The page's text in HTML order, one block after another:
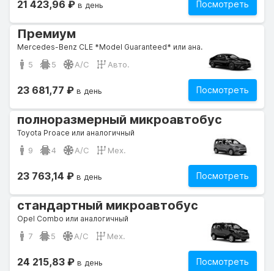
Посмотреть
21 423,96 ₽ в день
Премиум
Mercedes-Benz CLE *Model Guaranteed* или аналогичный
5 5 A/C Авто.
Посмотреть
23 681,77 ₽ в день
полноразмерный микроавтобус
Toyota Proace или аналогичный
9 4 A/C Мех.
Посмотреть
23 763,14 ₽ в день
стандартный микроавтобус
Opel Combo или аналогичный
7 5 A/C Мех.
Посмотреть
24 215,83 ₽ в день